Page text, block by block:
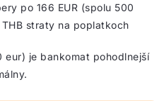
po 166 EUR (spolu 500
straty na poplatkoch
eur) je bankomat pohodlnejší